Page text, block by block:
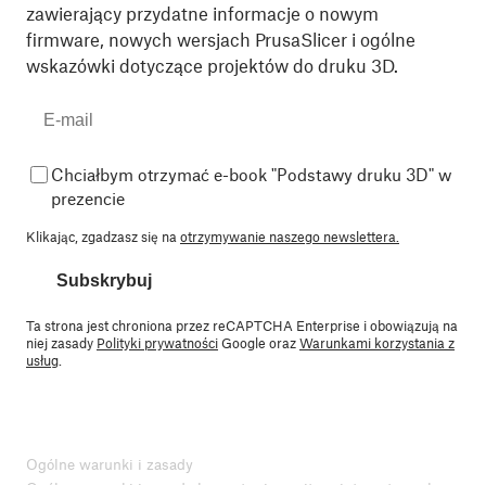
zawierający przydatne informacje o nowym
firmware, nowych wersjach PrusaSlicer i ogólne
wskazówki dotyczące projektów do druku 3D.
Chciałbym otrzymać e-book "Podstawy druku 3D" w
prezencie
Klikając, zgadzasz się na otrzymywanie naszego newslettera.
Subskrybuj
Ta strona jest chroniona przez reCAPTCHA Enterprise i obowiązują na
niej zasady Polityki prywatnościGoogle orazWarunkami korzystania z
usług
Ogólne warunki i zasady